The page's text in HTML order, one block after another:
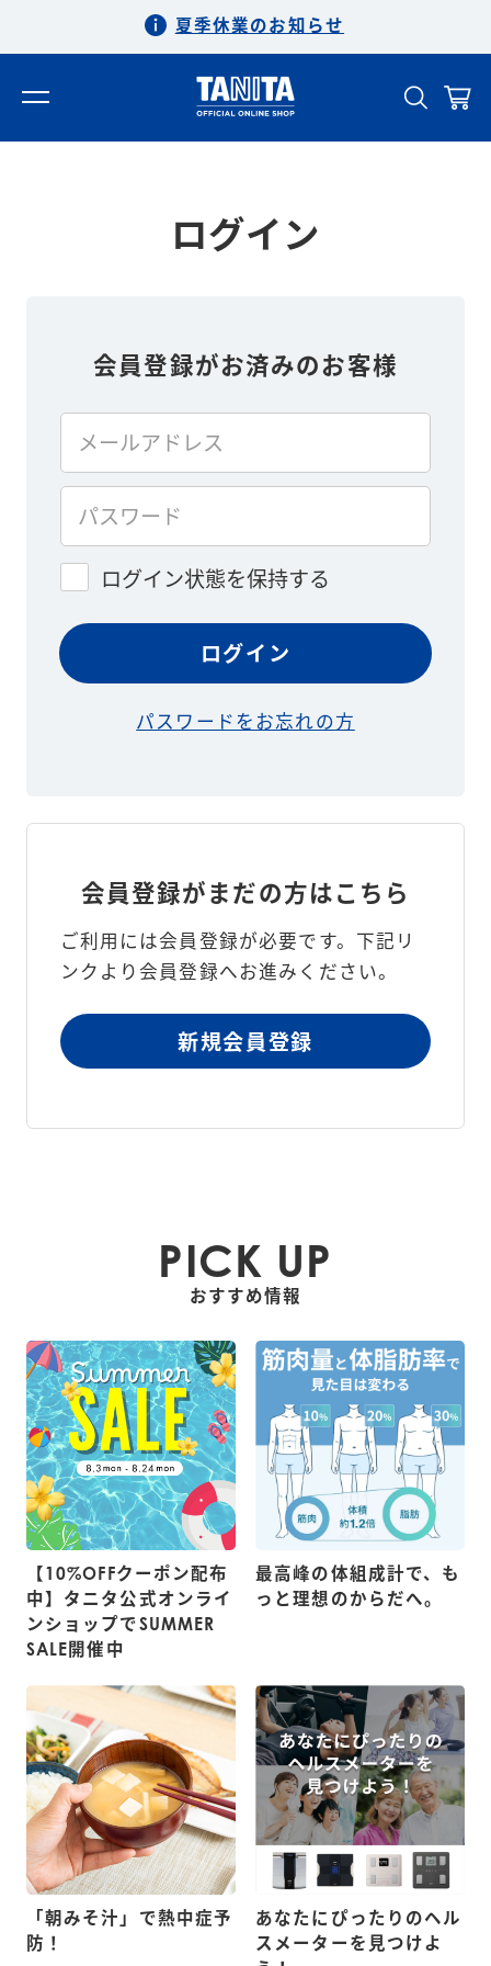
夏季休業のお知らせ
ログイン
会員登録がお済みのお客様
ログイン状態を保持する
パスワードをお忘れの方
会員登録がまだの方はこちら
ご利用には会員登録が必要です。 下記リ
ンクより会員登録へお進みください。
新規会員登録
PICK UP
おすすめ情報
【10%OFFクーポン配布
中】タニタ公式オンライ
ンショップでSUMMER
SALE開催中
最高峰の体組成計で、も
っと理想のからだへ。
「朝みそ汁」で熱中症予
防！
あなたにぴったりのヘル
スメーターを見つけよ